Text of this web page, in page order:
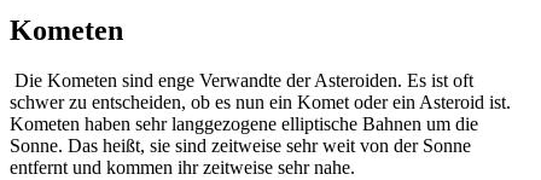
Kometen
Die Kometen sind enge Verwandte der Asteroiden. Es ist oft
schwer zu entscheiden, ob es nun ein Komet oder ein Asteroid ist.
Kometen haben sehr langgezogene elliptische Bahnen um die
Sonne. Das heißt, sie sind zeitweise sehr weit von der Sonne
entfernt und kommen ihr zeitweise sehr nahe.